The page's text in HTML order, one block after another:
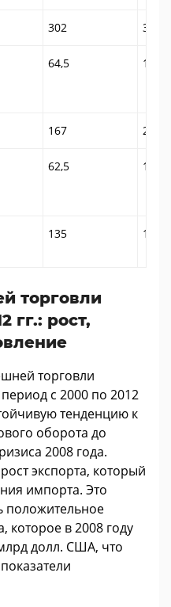
302 397
64,5 131,5
167 229
62,5 137,1
135 168
торговли
гг.: рост,
торговли
с 2000 по 2012
тенденцию к
оборота до
2008 года.
экспорта, который
импорта. Это
положительное
которое в 2008 году
долл. США, что